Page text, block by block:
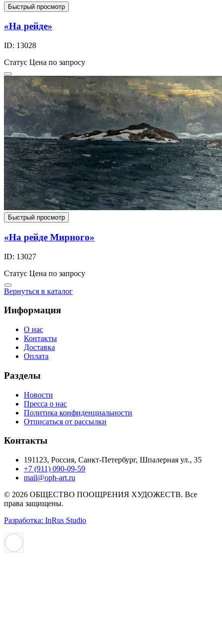
Быстрый просмотр
«На рейде»
ID: 13028
Статус Цена по запросу
Быстрый просмотр
«На рейде Мирного»
ID: 13027
Статус Цена по запросу
Вернуться в каталог
Информация
О нас
Контакты
Доставка
Оплата
Разделы
Новости
Пресса о нас
Политика конфиденциальности
Отписаться от рассылки
Контакты
191123, Россия, Санкт-Петербург, Шпалерная ул., 35
+7 (911) 090-09-59
mail@oph-art.ru
© 2026 ОБЩЕСТВО ПООЩРЕНИЯ ХУДОЖЕСТВ. Все
права защищены.
Разработка: InRus Studio